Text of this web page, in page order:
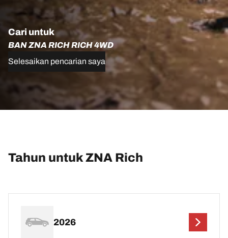
Cari untuk
BAN ZNA RICH RICH 4WD
Selesaikan pencarian saya
Tahun untuk ZNA Rich
2026